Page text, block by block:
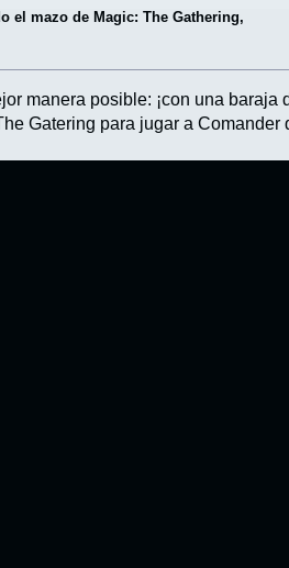
el mazo de Magic: The Gathering,
manera posible: ¡con una
Gatering para jugar a Comander